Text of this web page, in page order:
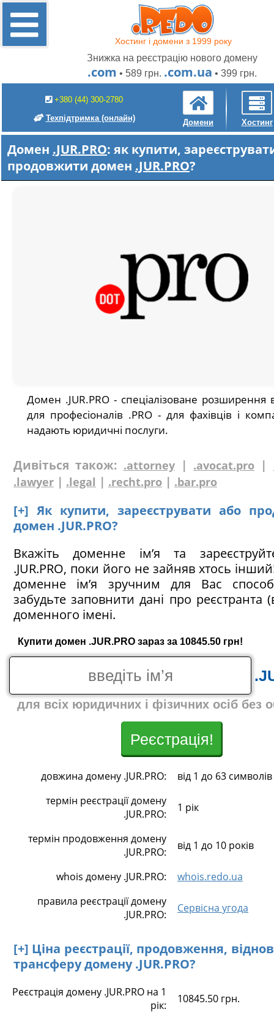
Хостинг і домени з 1999 року
Знижка на реєстрацію нового домену
.com • 589 грн. .com.ua • 399 грн.
+380 (44) 300-2780
Техпідтримка (онлайн) Домени Хостинг
Домен .JUR.PRO: як купити,
продовжити домен .JUR.PRO?
Домен .JUR.PRO - спеціалізоване розширення
для професіоналів .PRO - для фахівців і
надають юридичні послуги.
Дивіться також: .attorney| .avocat.pro |
.lawyer | .legal | .recht.pro | .bar.pro
[+] Як купити, зареєструвати або
домен .JUR.PRO?
Вкажіть доменне ім’я та
.JUR.PRO, поки його не зайняв хтось
доменне ім’я зручним для Вас
забудьте заповнити дані про реєстранта
доменного імені.
Купити домен .JUR.PRO зараз за 10845.50 грн!
для всіх юридичних і фізичних осіб без
Реєстрація!
довжина домену .JUR.PRO:
від 1 до 63 символів
термін реєстрації домену
.JUR.PRO:
1 рік
термін продовження домену
.JUR.PRO:
від 1 до 10 років
whois домену .JUR.PRO:
whois.redo.ua
правила реєстрації домену
.JUR.PRO:
Сервісна угода
[+] Ціна реєстрації, продовження,
трансферу домену .JUR.PRO?
Реєстрація домену .JUR.PRO на 1
рік:
10845.50 грн.